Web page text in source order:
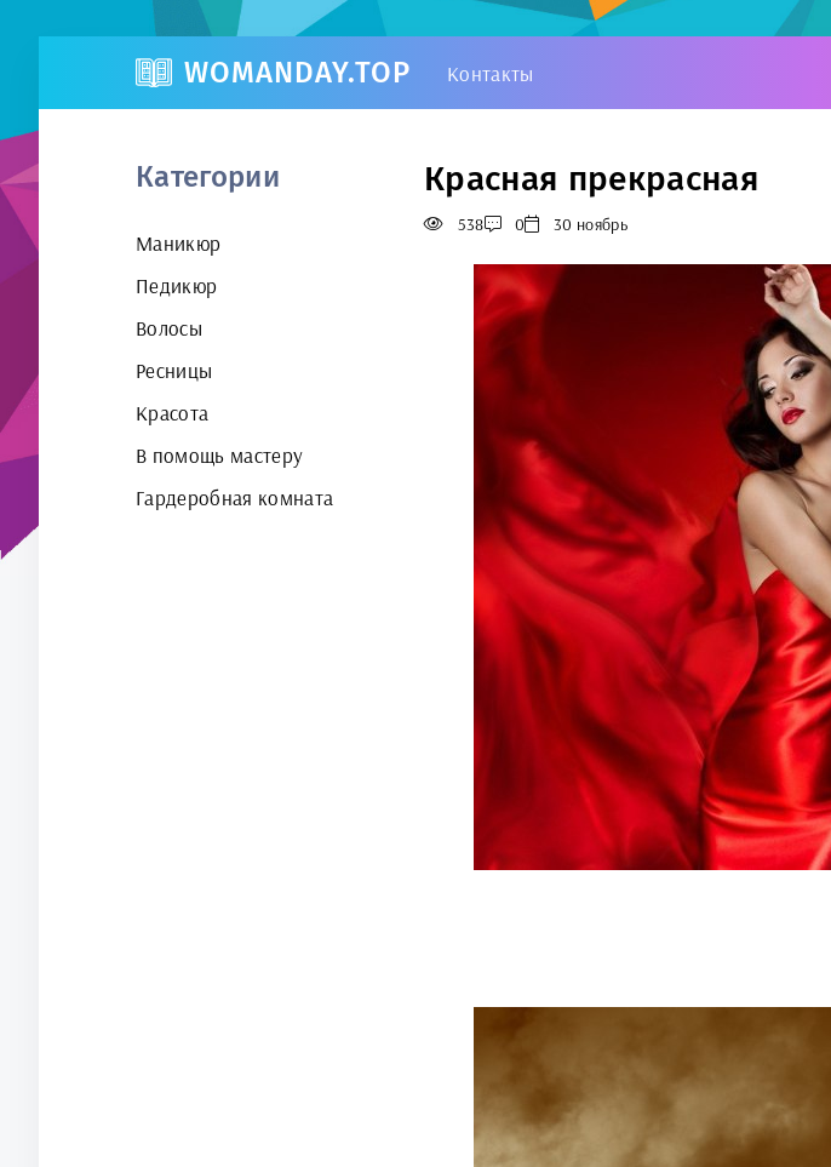
WOMANDAY.TOP Контакты
Категории
Маникюр
Педикюр
Волосы
Ресницы
Красота
В помощь мастеру
Гардеробная комната
Красная прекрасная
538 0 30 ноябрь